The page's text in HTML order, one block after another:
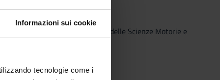
Informazioni sui cookie
tecnologie come i
della SISMeS (Società Italiana delle Scienze Motorie e